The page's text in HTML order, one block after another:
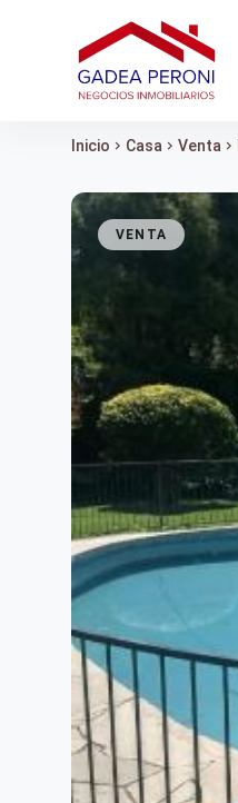
Inicio chevron_right Casa chevron_right Venta chevron_right
VENTA